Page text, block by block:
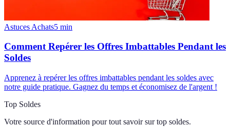
Astuces Achats5 min
Comment Repérer les Offres Imbattables Pendant les
Soldes
Apprenez à repérer les offres imbattables pendant les soldes avec
notre guide pratique. Gagnez du temps et économisez de l'argent !
Top Soldes
Votre source d'information pour tout savoir sur top soldes.